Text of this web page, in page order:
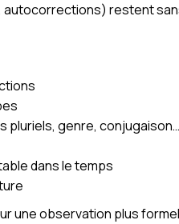
restent
pluriels, genre,
dans le temps
une observation plus